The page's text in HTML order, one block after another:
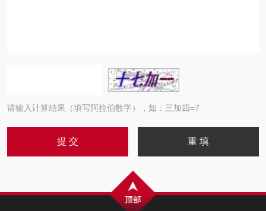
请输入计算结果（填写阿拉伯数字），如：三加四=7